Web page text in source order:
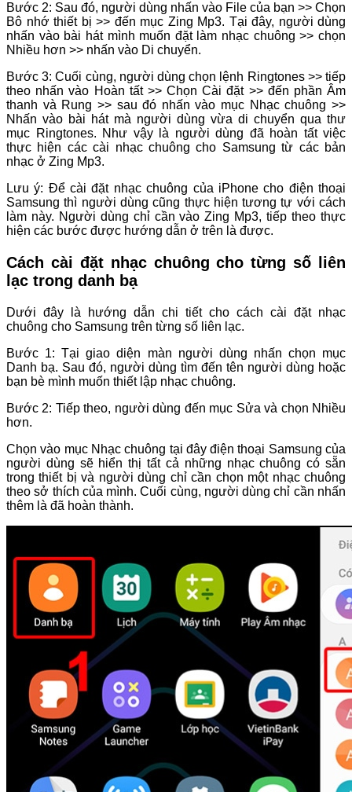
Bước 2: Sau đó, người dùng nhấn vào File của bạn >> Chọn
Bô nhớ thiết bị >> đến mục Zing Mp3. Tại đây, người dùng
nhấn vào bài hát mình muốn đặt làm nhạc chuông >> chọn
Nhiều hơn >> nhấn vào Di chuyển.
Bước 3: Cuối cùng, người dùng chọn lệnh Ringtones >> tiếp
theo nhấn vào Hoàn tất >> Chọn Cài đặt >> đến phần Âm
thanh và Rung >> sau đó nhấn vào mục Nhạc chuông >>
Nhấn vào bài hát mà người dùng vừa di chuyển qua thư
mục Ringtones. Như vậy là người dùng đã hoàn tất việc
thực hiện các cài nhạc chuông cho Samsung từ các bản
nhạc ở Zing Mp3.
Lưu ý: Để cài đặt nhạc chuông của iPhone cho điện thoại
Samsung thì người dùng cũng thực hiện tương tự với cách
làm này. Người dùng chỉ cần vào Zing Mp3, tiếp theo thực
hiện các bước được hướng dẫn ở trên là được.
Cách cài đặt nhạc chuông cho từng số liên
lạc trong danh bạ
Dưới đây là hướng dẫn chi tiết cho cách cài đặt nhạc
chuông cho Samsung trên từng số liên lạc.
Bước 1: Tại giao diện màn người dùng nhấn chọn mục
Danh bạ. Sau đó, người dùng tìm đến tên người dùng hoặc
bạn bè mình muốn thiết lập nhạc chuông.
Bước 2: Tiếp theo, người dùng đến mục Sửa và chọn Nhiều
hơn.
Chọn vào mục Nhạc chuông tại đây điện thoại Samsung của
người dùng sẽ hiển thị tất cả những nhạc chuông có sẵn
trong thiết bị và người dùng chỉ cần chọn một nhạc chuông
theo sở thích của mình. Cuối cùng, người dùng chỉ cần nhấn
thêm là đã hoàn thành.